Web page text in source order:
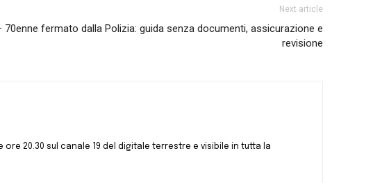
Next article
70enne fermato dalla Polizia: guida senza documenti, assicurazione e
revisione
20.30 sul canale 19 del digitale terrestre e visibile in tutta la